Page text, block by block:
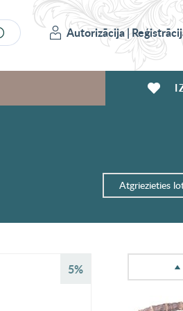
Autorizācija|
Atgriezieties
5%